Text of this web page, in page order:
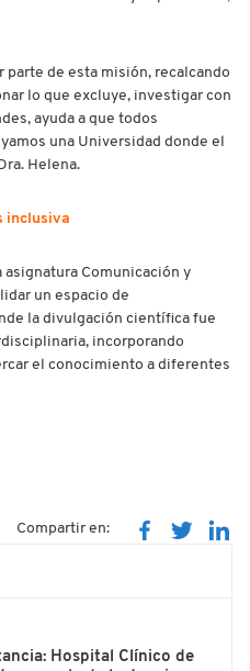
parte de esta misión, recalcando
lo que excluye, investigar con
ayuda a que todos
una Universidad donde el
Helena.
inclusiva
Comunicación y
un espacio de
la divulgación científica fue
incorporando
el conocimiento a diferentes
Compartir en:
Hospital Clínico de